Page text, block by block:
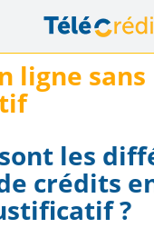
ligne sans
les
crédits
?